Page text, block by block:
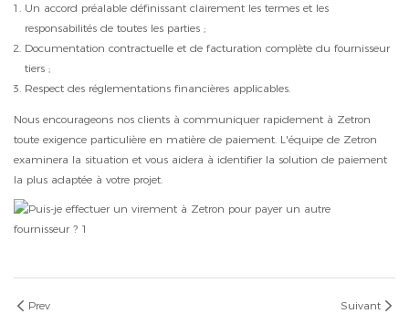
Un accord préalable définissant clairement les termes et les
responsabilités de toutes les parties ;
Documentation contractuelle et de facturation complète du fournisseur
tiers ;
Respect des réglementations financières applicables.
Nous encourageons nos clients à communiquer rapidement à Zetron
toute exigence particulière en matière de paiement. L'équipe de Zetron
examinera la situation et vous aidera à identifier la solution de paiement
la plus adaptée à votre projet.
Prev Suivant